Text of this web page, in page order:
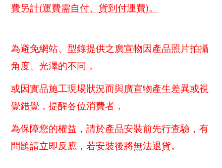
費另計(運費需自付、貨到付運費)。
為避免網站、型錄提供之廣宣物因產品照片拍攝
角度、光澤的不同，
或因實品施工現場狀況而與廣宣物產生差異或視
覺錯覺，提醒各位消費者，
為保障您的權益，請於產品安裝前先行查驗，有
問題請立即反應，若安裝後將無法退貨。